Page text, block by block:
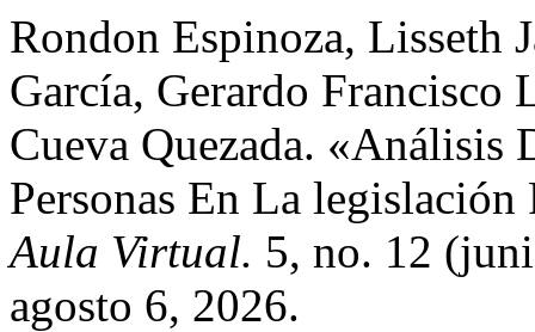
Rondon Espinoza, Lisseth
García, Gerardo Francisco
Cueva Quezada. «Análisis
Personas En La
Aula Virtual. 5, no. 12
agosto 6, 2026.